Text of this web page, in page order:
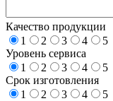
Качество продукции
1
2 3 4
5
Уровень сервиса
1
2 3 4
5
Срок изготовления
1
2 3 4
5